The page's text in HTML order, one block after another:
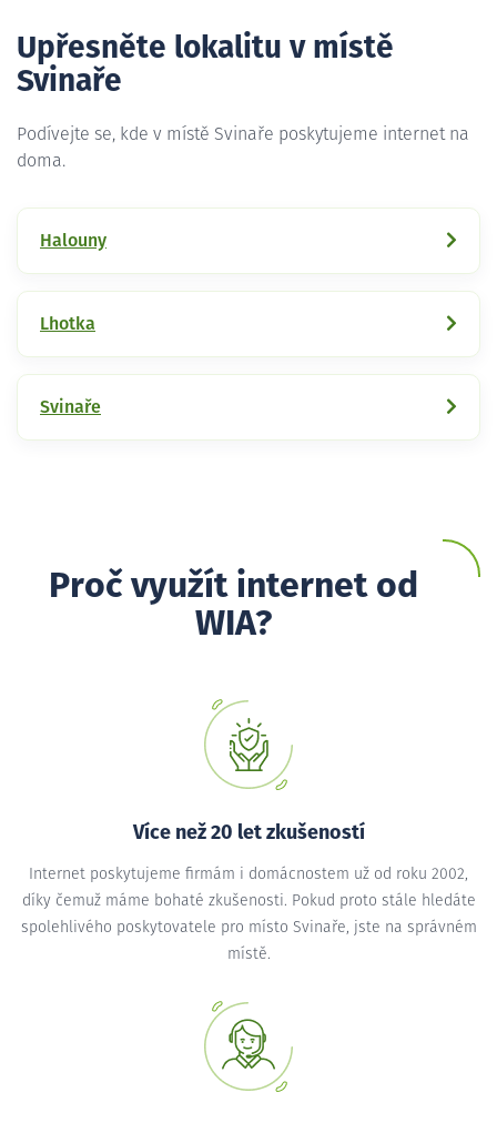
Upřesněte lokalitu v místě
Svinaře
Podívejte se, kde v místě Svinaře poskytujeme internet na
doma.
Halouny
Lhotka
Svinaře
Proč využít internet od
WIA?
Více než 20 let zkušeností
Internet poskytujeme firmám i domácnostem už od roku 2002,
díky čemuž máme bohaté zkušenosti. Pokud proto stále hledáte
spolehlivého poskytovatele pro místo Svinaře, jste na správném
místě.